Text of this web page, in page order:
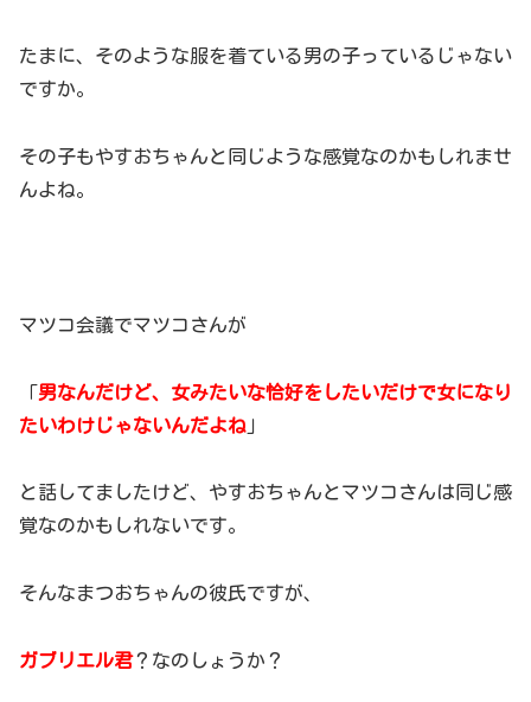
たまに、そのような服を着ている男の子っているじゃない
ですか。
その子もやすおちゃんと同じような感覚なのかもしれませ
んよね。
マツコ会議でマツコさんが
「男なんだけど、女みたいな恰好をしたいだけで女になり
たいわけじゃないんだよね 」
と話してましたけど、やすおちゃんとマツコさんは同じ感
覚なのかもしれないです。
そんなまつおちゃんの彼氏ですが、
ガブリエル君？なのしょうか？